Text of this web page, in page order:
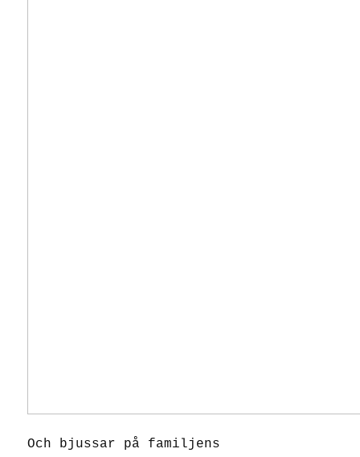
Och bjussar på familjens